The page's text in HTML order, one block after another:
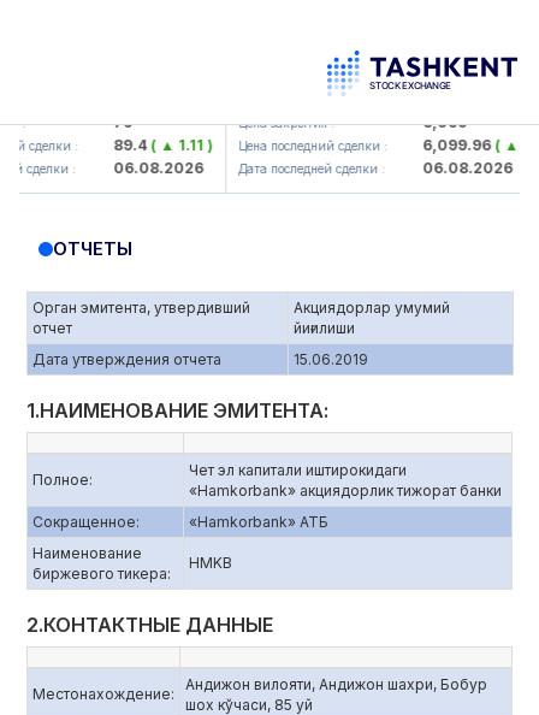
79
: 89.4 ( ▲ 1.11 )
: 06.08.2026
UZMK (<O'zmetkombinat> AJ)
Цена закрытия : 6,099
Цена последний сделки : 6,099.96( ▲ 0.08 )
Дата последней сделки : 06.08.2026
ОТЧЕТЫ
Орган эмитента, утвердивший
отчет
Акциядорлар умумий
йиғилиши
Дата утверждения отчета
15.06.2019‎
1.НАИМЕНОВАНИЕ ЭМИТЕНТА:
Полное:
Чет эл капитали иштирокидаги
«Hamkorbank» акциядорлик тижорат банки
Сокращенное:
«Hamkorbank» АТБ
Наименование
биржевого тикера:
HMKB
2.КОНТАКТНЫЕ ДАННЫЕ
Местонахождение:
Андижон вилояти, Андижон шахри, Бобур
шох кўчаси, 85 уй